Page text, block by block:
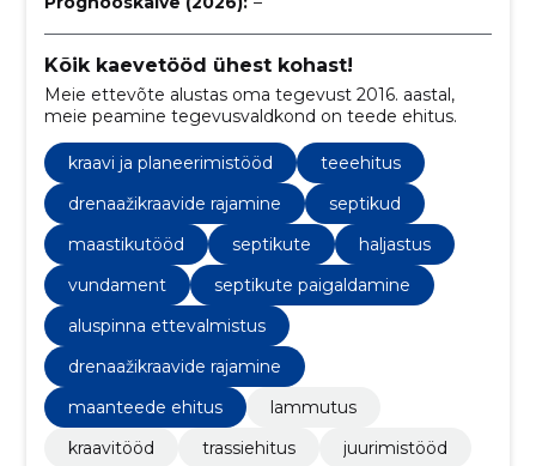
Kõik kaevetööd ühest kohast!
Meie ettevõte alustas oma tegevust 2016. aastal,
meie peamine tegevusvaldkond on teede ehitus.
kraavi ja planeerimistööd
teeehitus
drenaažikraavide rajamine
septikud
maastikutööd
septikute
haljastus
vundament
septikute paigaldamine
aluspinna ettevalmistus
drenaažikraavide rajamine
maanteede ehitus
lammutus
kraavitööd
trassiehitus
juurimistööd